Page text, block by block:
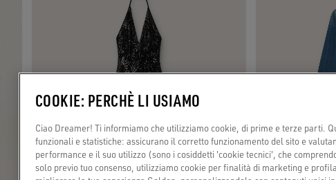
COOKIE: PERCHÈ LI USIAMO
Ciao Dreamer! Ti informiamo che utilizziamo cookie, di prime e terze parti.
funzionali e statistiche: assicurano il corretto funzionamento del sito e
performance e il suo utilizzo (sono i cosiddetti 'cookie tecnici', che
solo previo tuo consenso, utilizziamo cookie per finalità di marketing e